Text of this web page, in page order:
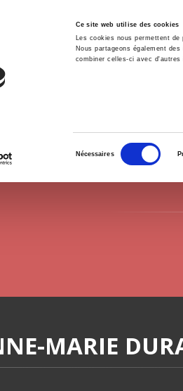
Ce site web utilise des cookies
Les cookies nous permettent
Nous partageons également
combiner celles-ci avec
consentement
Nécessaires
MARIE